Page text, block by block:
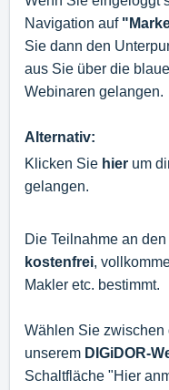
Navigation auf
Sie dann den
aus Sie über die
Webinaren gelangen.
Alternativ:
Klicken Sie hier um
gelangen.
Die Teilnahme an
kostenfrei,
Makler etc. bestimmt.
Wählen Sie zwischen
unserem DIGiDOR-
Schaltfläche "Hier